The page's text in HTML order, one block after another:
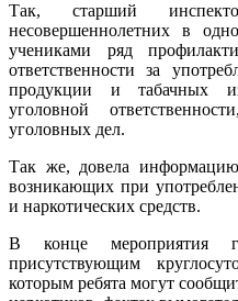
Так, старший
несовершеннолетних в
учениками ряд
ответственности за
продукции и табачных
уголовной
уголовных дел.
Так же, довела
возникающих при
и наркотических средств.
В конце мероприятия
присутствующим
которым ребята могут